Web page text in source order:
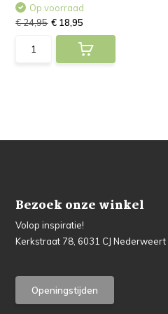
Op voorraad
€ 24,95 € 18,95
Bezoek onze winkel
Volop inspiratie!
Kerkstraat 78, 6031 CJ Nederweert
Openingstijden